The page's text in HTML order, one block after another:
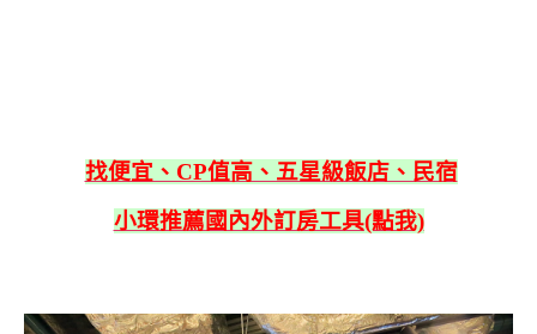
找便宜、CP值高、五星級飯店、民宿
小環推薦國內外訂房工具(點我)